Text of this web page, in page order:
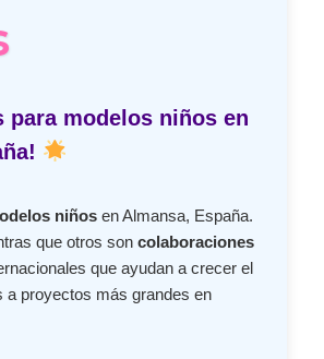
para modelos niños en
niñosen Almansa, España.
que otros son colaboraciones
que ayudan a crecer el
a proyectos más grandes en